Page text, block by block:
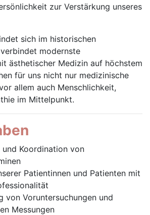
zur Verstärkung unseres
sich im historischen
modernste
ästhetischer Medizin auf höchstem
für uns nicht nur medizinische
allem auch Menschlichkeit,
im Mittelpunkt.
und Koordination von
Patientinnen und Patienten mit
von Voruntersuchungen und
Messungen